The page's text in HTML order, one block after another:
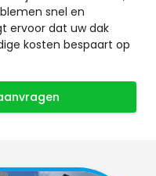
snel en
ervoor dat uw dak
kosten bespaart op